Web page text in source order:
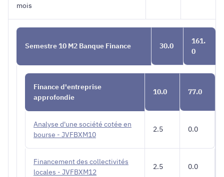
mois
Semestre 10 M2 Banque Finance 30.0
161.
0
Finance d'entreprise
approfondie
10.0 77.0
Analyse d'une société cotée en
bourse - JVFBXM10
2.5 0.0
Financement des collectivités
locales - JVFBXM12
2.5 0.0